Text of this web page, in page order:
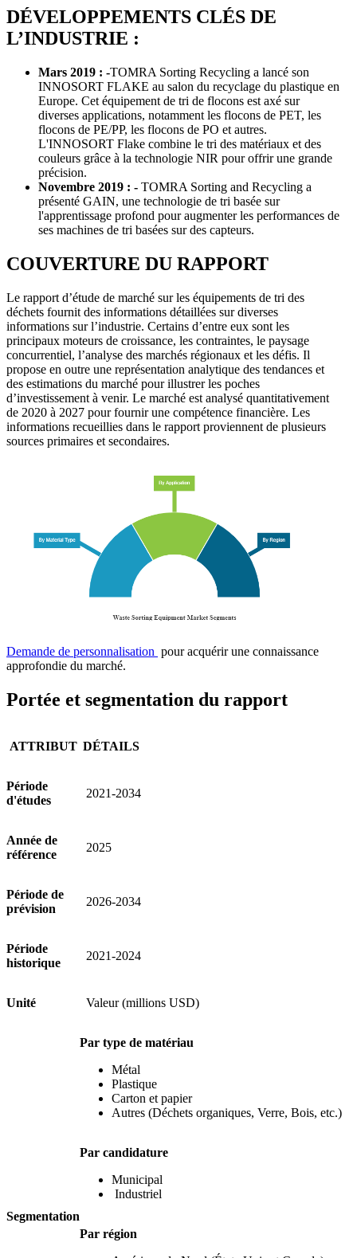
DÉVELOPPEMENTS CLÉS DE
L’INDUSTRIE :
Mars 2019 : -TOMRA Sorting Recycling a lancé son
INNOSORT FLAKE au salon du recyclage du plastique en
Europe. Cet équipement de tri de flocons est axé sur
diverses applications, notamment les flocons de PET, les
flocons de PE/PP, les flocons de PO et autres.
L'INNOSORT Flake combine le tri des matériaux et des
couleurs grâce à la technologie NIR pour offrir une grande
précision.
Novembre 2019 : - TOMRA Sorting and Recycling a
présenté GAIN, une technologie de tri basée sur
l'apprentissage profond pour augmenter les performances de
ses machines de tri basées sur des capteurs.
COUVERTURE DU RAPPORT
Le rapport d’étude de marché sur les équipements de tri des
déchets fournit des informations détaillées sur diverses
informations sur l’industrie. Certains d’entre eux sont les
principaux moteurs de croissance, les contraintes, le paysage
concurrentiel, l’analyse des marchés régionaux et les défis. Il
propose en outre une représentation analytique des tendances et
des estimations du marché pour illustrer les poches
d’investissement à venir. Le marché est analysé quantitativement
de 2020 à 2027 pour fournir une compétence financière. Les
informations recueillies dans le rapport proviennent de plusieurs
sources primaires et secondaires.
Demande de personnalisation pour acquérir une connaissance
approfondie du marché.
Portée et segmentation du rapport
ATTRIBUT DÉTAILS
Période
d'études
2021-2034
Année de
référence
2025
Période de
prévision
2026-2034
Période
historique
2021-2024
Unité Valeur (millions USD)
Segmentation
Par type de matériau
Métal
Plastique
Carton et papier
Autres (Déchets organiques, Verre, Bois, etc.)
Par candidature
Municipal
Industriel
Par région